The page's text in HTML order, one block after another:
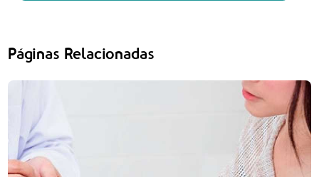
Páginas Relacionadas